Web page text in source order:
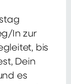
In zur
bis
Dein
es